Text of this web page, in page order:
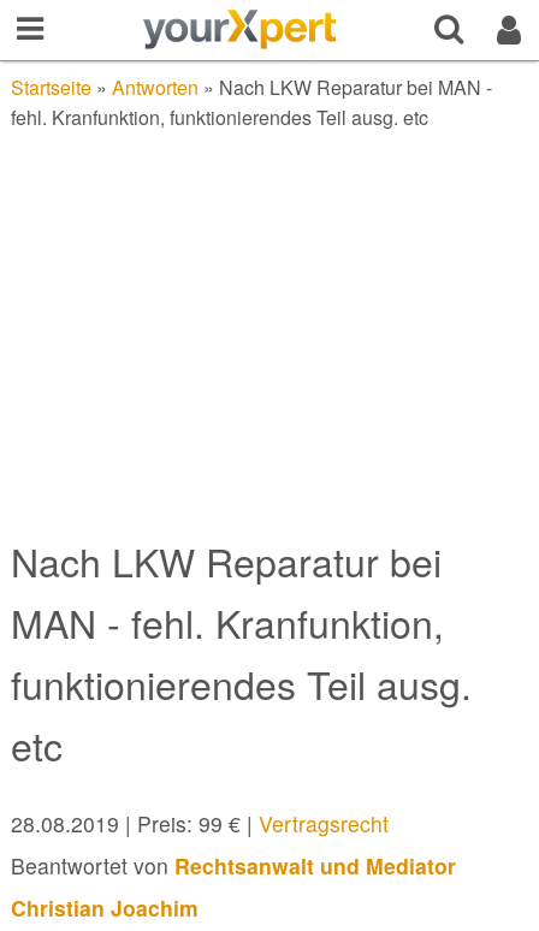
Startseite» Antworten » Nach LKW Reparatur bei MAN -
fehl. Kranfunktion, funktionierendes Teil ausg. etc
Nach LKW Reparatur bei
MAN - fehl. Kranfunktion,
funktionierendes Teil ausg.
etc
28.08.2019 | Preis: 99 € | Vertragsrecht
Beantwortet von Rechtsanwalt und Mediator
Christian Joachim